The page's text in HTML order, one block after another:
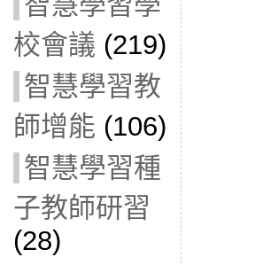
校會議 (219)
智慧學習教
師增能 (106)
智慧學習種
子教師研習
(28)